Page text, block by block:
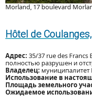
Morland, 17 boulevard
Hôtel de
Адрес: 35/37 rue des Francs
полностью разрушен и
Владелец:
Использование в
Площадь земельного
Ожидаемое